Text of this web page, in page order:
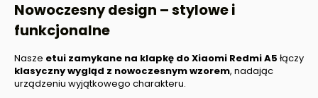
Nowoczesny design – stylowe i
funkcjonalne
Nasze etui zamykane na klapkę doXiaomi Redmi A5 łączy
klasyczny wygląd z nowoczesnym wzorem, nadając
urządzeniu wyjątkowego charakteru.